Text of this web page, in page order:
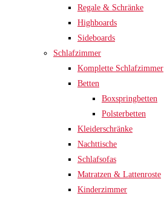
Regale & Schränke
Highboards
Sideboards
Schlafzimmer
Komplette Schlafzimmer
Betten
Boxspringbetten
Polsterbetten
Kleiderschränke
Nachttische
Schlafsofas
Matratzen & Lattenroste
Kinderzimmer